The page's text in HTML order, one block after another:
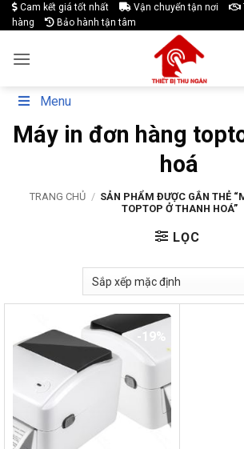
Skip
to
Cam kết giá tốt nhất Vận chuyển tận nơi
hàng
Bảo hành tận tâm
Menu
Máy in đơn hàng
hoá
TRANG CHỦ / SẢN PHẨM ĐƯỢC GẮN THẺ
TOPTOP Ở THANH HOÁ”
LỌC
-19%